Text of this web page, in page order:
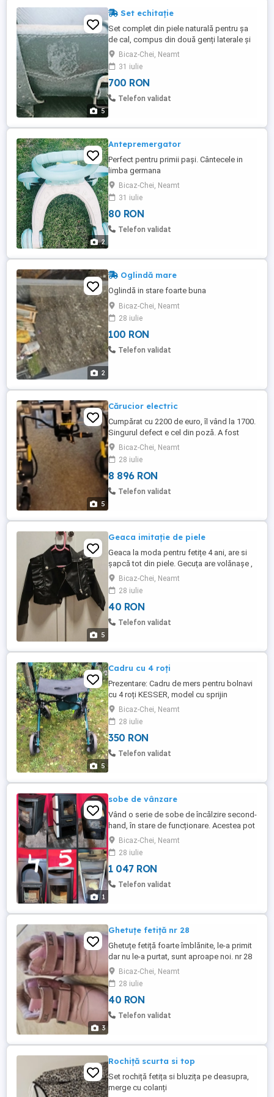
5
Set echitație
Set complet din piele naturală pentru șa
de cal, compus din două genți laterale și
geantă frontală. Ideal pentru plimbări,
drumeții sau activități ecvestre, oferind
spațiu suficient pentru transportul
accesoriilor necesare. Fabricat din piele
rezistentă, cu catarame metalice solide și
Bicaz-Chei, Neamt
31 iulie
700 RON
Telefon validat
2
Antepremergator
Perfect pentru primii pași. Cântecele in
limba germana
Bicaz-Chei, Neamt
31 iulie
80 RON
Telefon validat
2
Oglindă mare
Oglindă in stare foarte buna
Bicaz-Chei, Neamt
28 iulie
100 RON
Telefon validat
5
Cărucior electric
Cumpărat cu 2200 de euro, îl vând la 1700.
Singurul defect e cel din poză. A fost
purtat de o singura persoana.
Bicaz-Chei, Neamt
28 iulie
8 896 RON
Telefon validat
5
Geaca imitație de piele
Geaca la moda pentru fetițe 4 ani, are si
șapcă tot din piele. Gecuța are volănașe ,
e achiziționată de pe shein.
Bicaz-Chei, Neamt
28 iulie
40 RON
Telefon validat
5
Cadru cu 4 roți
Prezentare: Cadru de mers pentru bolnavi
cu 4 roți KESSER, model cu sprijin
antebraț Descriere generală Cadrul de
mers KESSER este un ajutor medical
modern destinat persoanelor cu
mobilitate redusă, vârstnicilor sau celor
aflați în proces de recuperare. Modelul din
Bicaz-Chei, Neamt
28 iulie
350 RON
Telefon validat
1
sobe de vânzare
Vând o serie de sobe de încălzire second-
hand, în stare de funcționare. Acestea pot
fi utilizate pentru încălzirea spațiilor
interioare și sunt disponibile la prețuri
accesibile. Vizitați-ne pentru a vedea
opțiunile și a alege soba potrivită pentru
nevoile dumneavoastră. Alte detalii le
Bicaz-Chei, Neamt
28 iulie
1 047 RON
Telefon validat
3
Ghetuțe fetiță nr 28
Ghetuțe fetiță foarte îmblănite, le-a primit
dar nu le-a purtat, sunt aproape noi. nr 28
Bicaz-Chei, Neamt
28 iulie
40 RON
Telefon validat
Rochiță scurta si top
Set rochiță fetița si bluzița pe deasupra,
merge cu colanți